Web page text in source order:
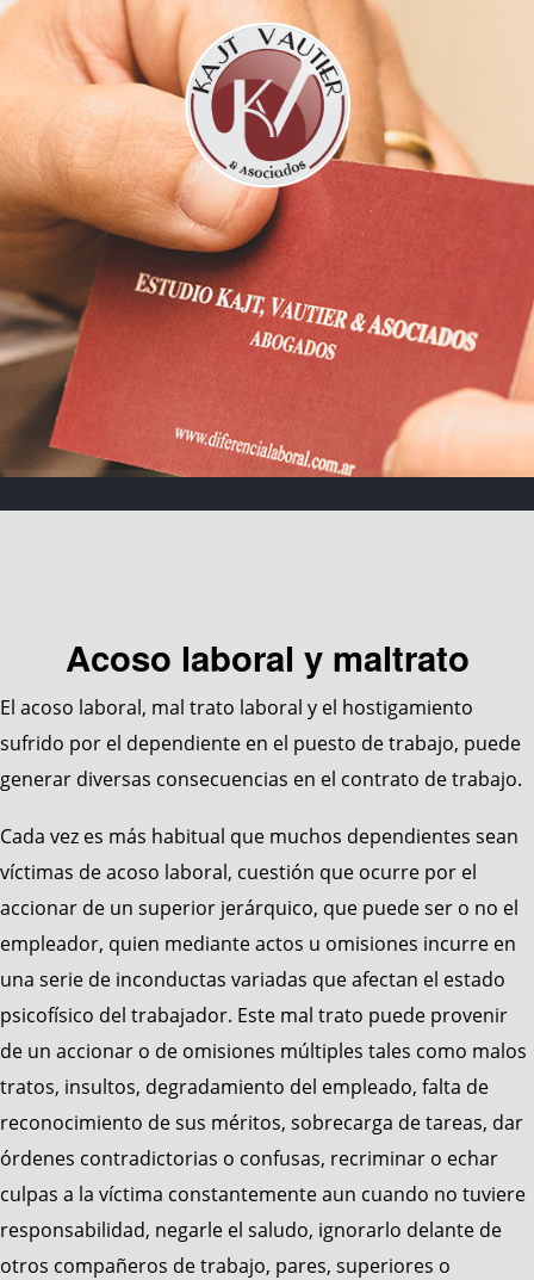
Acoso laboral y maltrato
El acoso laboral, mal trato laboral y el hostigamiento
sufrido por el dependiente en el puesto de trabajo, puede
generar diversas consecuencias en el contrato de trabajo.
Cada vez es más habitual que muchos dependientes sean
víctimas de acoso laboral, cuestión que ocurre por el
accionar de un superior jerárquico, que puede ser o no el
empleador, quien mediante actos u omisiones incurre en
una serie de inconductas variadas que afectan el estado
psicofísico del trabajador. Este mal trato puede provenir
de un accionar o de omisiones múltiples tales como malos
tratos, insultos, degradamiento del empleado, falta de
reconocimiento de sus méritos, sobrecarga de tareas, dar
órdenes contradictorias o confusas, recriminar o echar
culpas a la víctima constantemente aun cuando no tuviere
responsabilidad, negarle el saludo, ignorarlo delante de
otros compañeros de trabajo, pares, superiores o